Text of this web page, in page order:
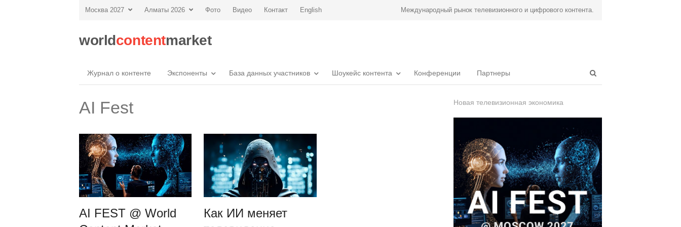
Москва 2027 Алматы 2026 Фото Видео Контакт English Международный рынок телевизионного и цифрового контента.
worldcontentmarket
Журнал о контенте Экспоненты База данных участников Шоукейс контента Конференции Партнеры
AI Fest
AI FEST @ World
Как ИИ меняет
Новая телевизионная экономика